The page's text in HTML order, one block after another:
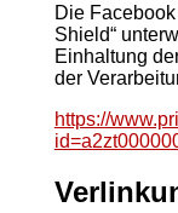
Die
Shield“
Einhaltung
der
https://